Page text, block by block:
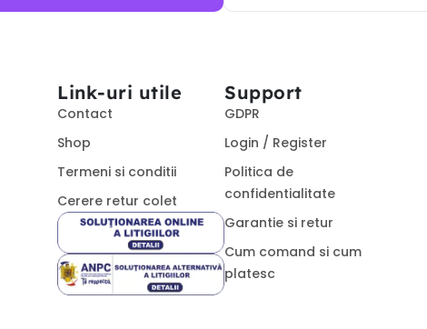
Link-uri utile
Contact
Shop
Termeni si conditii
Cerere retur colet
Support
GDPR
Login / Register
Politica de
confidentialitate
Garantie si retur
Cum comand si cum
platesc